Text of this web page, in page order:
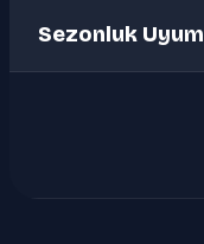
Sezonluk Uyum